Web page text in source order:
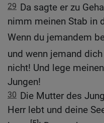
29 Da sagte er zu
nimm meinen Stab in
Wenn du jemandem
und wenn jemand
nicht! Und lege
Jungen!
30 Die Mutter des
Herr lebt und deine